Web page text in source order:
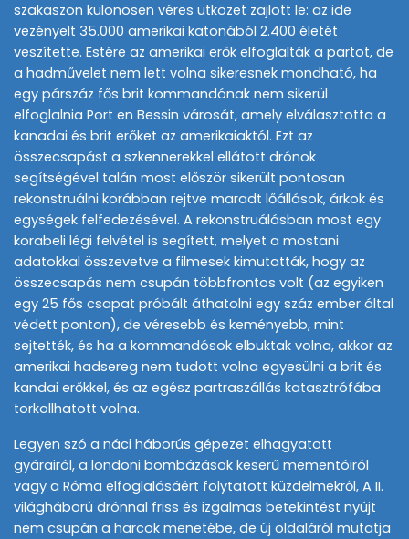
szakaszon különösen véres ütközet zajlott le: az ide
vezényelt 35.000 amerikai katonából 2.400 életét
veszítette. Estére az amerikai erők elfoglalták a partot, de
a hadművelet nem lett volna sikeresnek mondható, ha
egy párszáz fős brit kommandónak nem sikerül
elfoglalnia Port en Bessin városát, amely elválasztotta a
kanadai és brit erőket az amerikaiaktól. Ezt az
összecsapást a szkennerekkel ellátott drónok
segítségével talán most először sikerült pontosan
rekonstruálni korábban rejtve maradt lőállások, árkok és
egységek felfedezésével. A rekonstruálásban most egy
korabeli légi felvétel is segített, melyet a mostani
adatokkal összevetve a filmesek kimutatták, hogy az
összecsapás nem csupán többfrontos volt (az egyiken
egy 25 fős csapat próbált áthatolni egy száz ember által
védett ponton), de véresebb és keményebb, mint
sejtették, és ha a kommandósok elbuktak volna, akkor az
amerikai hadsereg nem tudott volna egyesülni a brit és
kandai erőkkel, és az egész partraszállás katasztrófába
torkollhatott volna.
Legyen szó a náci háborús gépezet elhagyatott
gyárairól, a londoni bombázások keserű mementóiról
vagy a Róma elfoglalásáért folytatott küzdelmekről, A II.
világháború drónnal friss és izgalmas betekintést nyújt
nem csupán a harcok menetébe, de új oldaláról mutatja